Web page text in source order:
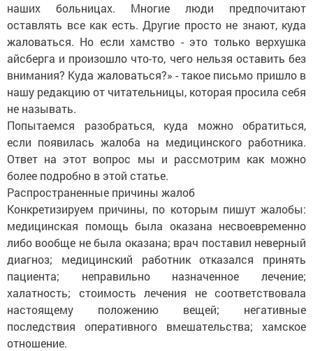
наших больницах. Многие люди предпочитают
оставлять все как есть. Другие просто не знают, куда
жаловаться. Но если хамство - это только верхушка
айсберга и произошло что-то, чего нельзя оставить без
внимания? Куда жаловаться?» - такое письмо пришло в
нашу редакцию от читательницы, которая просила себя
не называть.
Попытаемся разобраться, куда можно обратиться,
если появилась жалоба на медицинского работника.
Ответ на этот вопрос мы и рассмотрим как можно
более подробно в этой статье.
Распространенные причины жалоб
Конкретизируем причины, по которым пишут жалобы:
медицинская помощь была оказана несвоевременно
либо вообще не была оказана; врач поставил неверный
диагноз; медицинский работник отказался принять
пациента; неправильно назначенное лечение;
халатность; стоимость лечения не соответствовала
настоящему положению вещей; негативные
последствия оперативного вмешательства; хамское
отношение.